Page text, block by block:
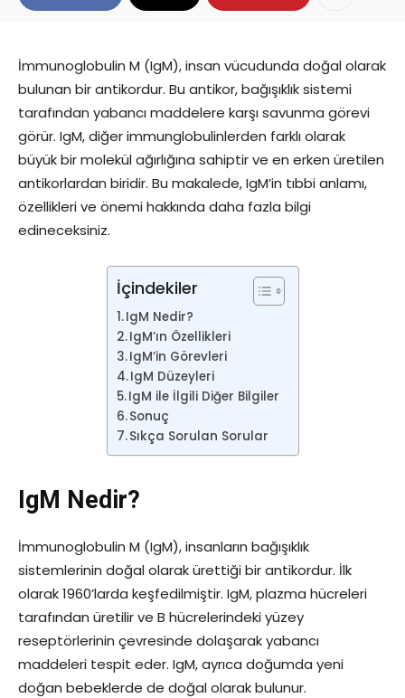
İmmunoglobulin M (IgM), insan vücudunda doğal olarak
bulunan bir antikordur. Bu antikor, bağışıklık sistemi
tarafından yabancı maddelere karşı savunma görevi
görür. IgM, diğer immunglobulinlerden farklı olarak
büyük bir molekül ağırlığına sahiptir ve en erken üretilen
antikorlardan biridir. Bu makalede, IgM’in tıbbi anlamı,
özellikleri ve önemi hakkında daha fazla bilgi
edineceksiniz.
İçindekiler
IgM Nedir?
IgM’ın Özellikleri
IgM’in Görevleri
IgM Düzeyleri
IgM ile İlgili Diğer Bilgiler
Sonuç
Sıkça Sorulan Sorular
IgM Nedir?
İmmunoglobulin M (IgM), insanların bağışıklık
sistemlerinin doğal olarak ürettiği bir antikordur. İlk
olarak 1960’larda keşfedilmiştir. IgM, plazma hücreleri
tarafından üretilir ve B hücrelerindeki yüzey
reseptörlerinin çevresinde dolaşarak yabancı
maddeleri tespit eder. IgM, ayrıca doğumda yeni
doğan bebeklerde de doğal olarak bulunur.